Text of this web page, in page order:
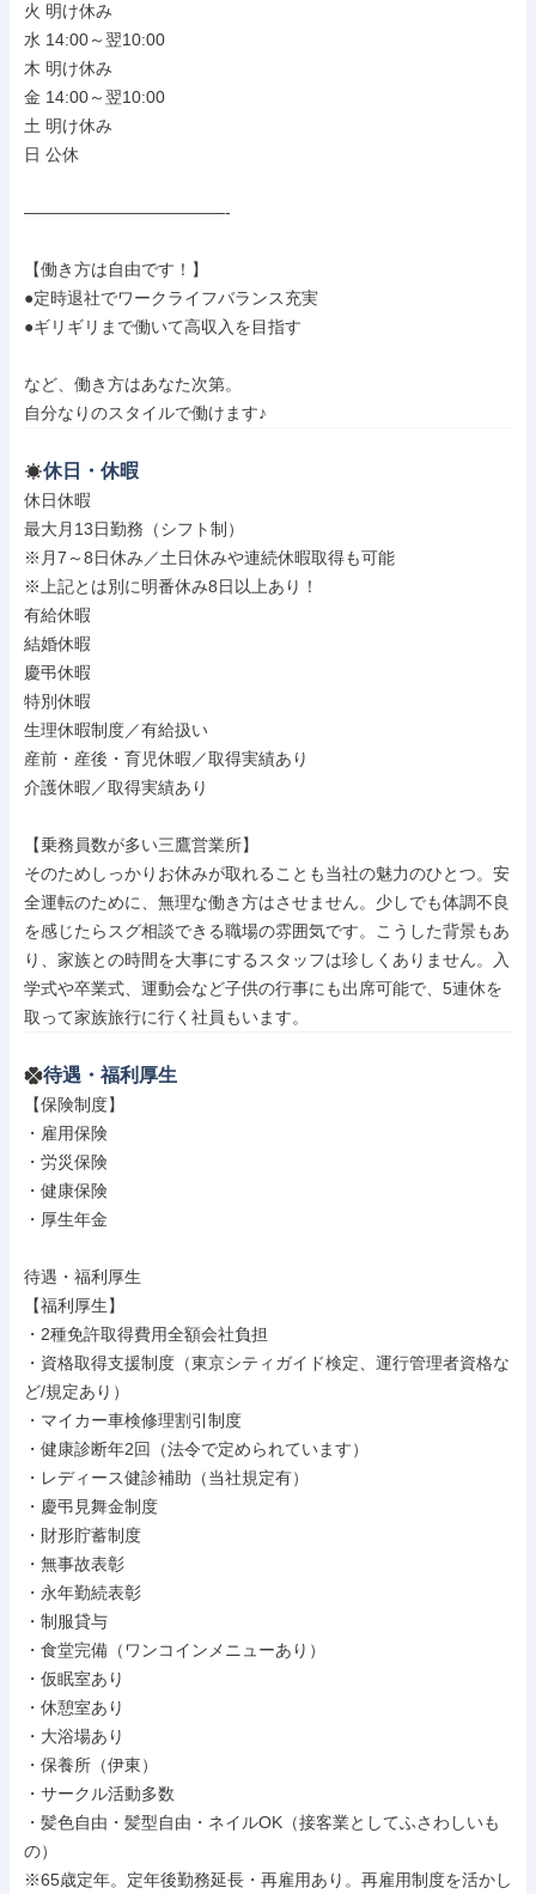
火 明け休み
水 14:00～翌10:00
木 明け休み
金 14:00～翌10:00
土 明け休み
日 公休
――――――――――――-
【働き方は自由です！】
●定時退社でワークライフバランス充実
●ギリギリまで働いて高収入を目指す
など、働き方はあなた次第。
自分なりのスタイルで働けます♪
休日・休暇
休日休暇
最大月13日勤務（シフト制）
※月7～8日休み／土日休みや連続休暇取得も可能
※上記とは別に明番休み8日以上あり！
有給休暇
結婚休暇
慶弔休暇
特別休暇
生理休暇制度／有給扱い
産前・産後・育児休暇／取得実績あり
介護休暇／取得実績あり
【乗務員数が多い三鷹営業所】
そのためしっかりお休みが取れることも当社の魅力のひとつ。安
全運転のために、無理な働き方はさせません。少しでも体調不良
を感じたらスグ相談できる職場の雰囲気です。こうした背景もあ
り、家族との時間を大事にするスタッフは珍しくありません。入
学式や卒業式、運動会など子供の行事にも出席可能で、5連休を
取って家族旅行に行く社員もいます。
待遇・福利厚生
【保険制度】
・雇用保険
・労災保険
・健康保険
・厚生年金
待遇・福利厚生
【福利厚生】
・2種免許取得費用全額会社負担
・資格取得支援制度（東京シティガイド検定、運行管理者資格な
ど/規定あり）
・マイカー車検修理割引制度
・健康診断年2回（法令で定められています）
・レディース健診補助（当社規定有）
・慶弔見舞金制度
・財形貯蓄制度
・無事故表彰
・永年勤続表彰
・制服貸与
・食堂完備（ワンコインメニューあり）
・仮眠室あり
・休憩室あり
・大浴場あり
・保養所（伊東）
・サークル活動多数
・髪色自由・髪型自由・ネイルOK（接客業としてふさわしいも
の）
※65歳定年。定年後勤務延長・再雇用あり。再雇用制度を活かし